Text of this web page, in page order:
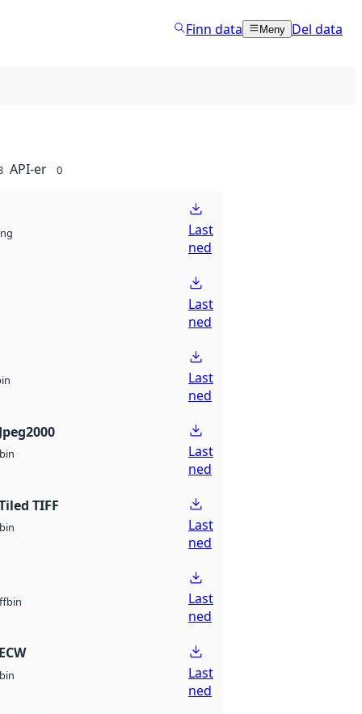
Finn data Meny Del data
API-er 0
Last
ned
Last
ned
Last
ned
bin
Last
ned
TIFF
bin
Last
ned
bin
Last
ned
bin
Last
ned